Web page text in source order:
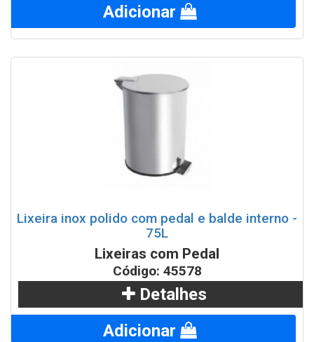
Adicionar
Lixeira inox polido com pedal e balde interno -
75L
Lixeiras com Pedal
Código: 45578
Detalhes
Adicionar